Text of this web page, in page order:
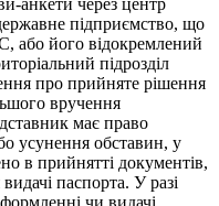
підприємство, що
або його відокремлений
підрозділ
про прийняте рішення
вручення
має право
усунення обставин, у
в прийнятті документів,
паспорта. У разі
чи видачі